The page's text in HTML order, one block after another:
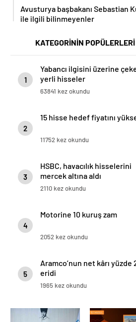
Avusturya başbakanı Sebastian
ile ilgili bilinmeyenler
KATEGORİNİN POPÜLERLERİ
1
Yabancı ilgisini üzerine
yerli hisseler
63841 kez okundu
2
15 hisse hedef fiyatını
11752 kez okundu
3
HSBC, havacılık hisselerini
mercek altına aldı
2110 kez okundu
4
Motorine 10 kuruş zam
2052 kez okundu
5
Aramco’nun net kârı yüzde
eridi
1965 kez okundu